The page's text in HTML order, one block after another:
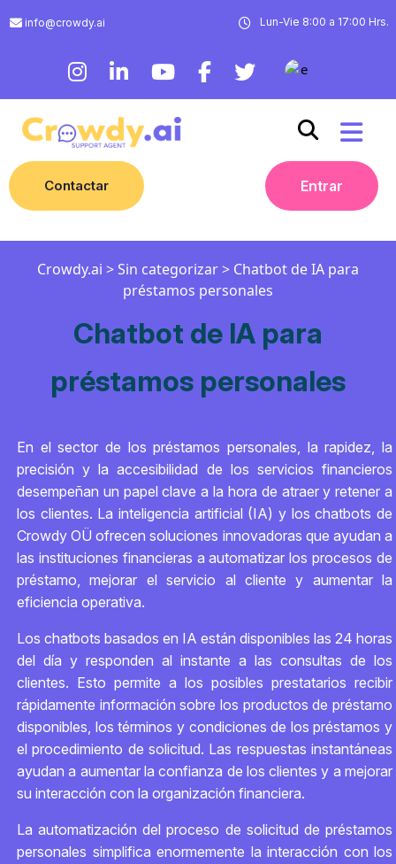
info@crowdy.ai Lun-Vie 8:00 a 17:00 Hrs.
Contactar Entrar
Crowdy.ai >Sin categorizar> Chatbot de IA para
préstamos personales
Chatbot de IA para
préstamos personales
En el sector de los préstamos personales, la rapidez, la
precisión y la accesibilidad de los servicios financieros
desempeñan un papel clave a la hora de atraer y retener a
los clientes. La inteligencia artificial (IA) y los chatbots de
Crowdy OÜ ofrecen soluciones innovadoras que ayudan a
las instituciones financieras a automatizar los procesos de
préstamo, mejorar el servicio al cliente y aumentar la
eficiencia operativa.
Los chatbots basados en IA están disponibles las 24 horas
del día y responden al instante a las consultas de los
clientes. Esto permite a los posibles prestatarios recibir
rápidamente información sobre los productos de préstamo
disponibles, los términos y condiciones de los préstamos y
el procedimiento de solicitud. Las respuestas instantáneas
ayudan a aumentar la confianza de los clientes y a mejorar
su interacción con la organización financiera.
La automatización del proceso de solicitud de préstamos
personales simplifica enormemente la interacción con los